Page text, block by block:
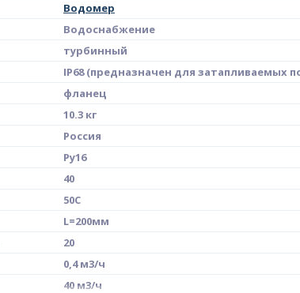
Водомер
Водоснабжение
турбинный
IP68 (предназначен для затапливаемых
фланец
10.3 кг
Россия
Ру16
40
50С
L=200мм
20
0,4 м3/ч
40 м3/ч